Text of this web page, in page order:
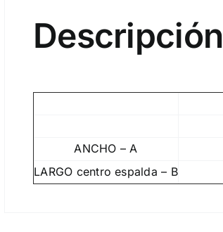
Descripción
ANCHO – A
LARGO centro espalda – B